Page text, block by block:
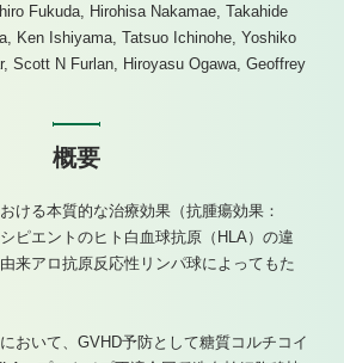
Fukuda, Hirohisa Nakamae, Takahide
Ken Ishiyama, Tatsuo Ichinohe, Yoshiko
Scott N Furlan, Hiroyasu Ogawa, Geoffrey
概要
ける本質的な治療効果（抗腫瘍効果：
ピエントのヒト白血球抗原（HLA）の違
来アロ抗原反応性リンパ球によってもた
おいて、GVHD予防として糖質コルチコイ